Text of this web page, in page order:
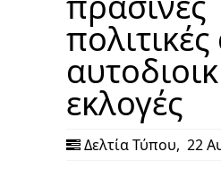
εκλογές
Δελτία Τύπου, 22